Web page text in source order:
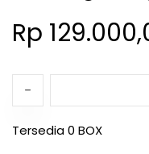
Rp
Tersedia 0 BOX